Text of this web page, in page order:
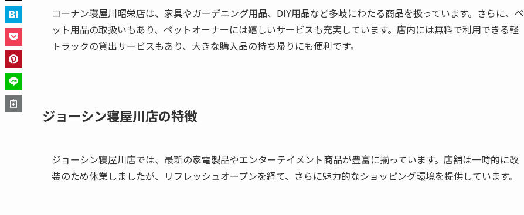
コーナン寝屋川昭栄店は、家具やガーデニング用品、DIY用品など多岐にわたる商品を扱っています。さらに、ペ
ット用品の取扱いもあり、ペットオーナーには嬉しいサービスも充実しています。店内には無料で利用できる軽
トラックの貸出サービスもあり、大きな購入品の持ち帰りにも便利です。
ジョーシン寝屋川店の特徴
ジョーシン寝屋川店では、最新の家電製品やエンターテイメント商品が豊富に揃っています。店舗は一時的に改
装のため休業しましたが、リフレッシュオープンを経て、さらに魅力的なショッピング環境を提供しています。